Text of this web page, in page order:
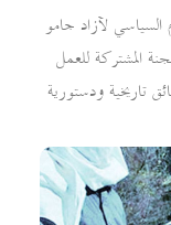
السياسي لآزاد جامو
المشتركة للعمل
تاريخية ودستورية